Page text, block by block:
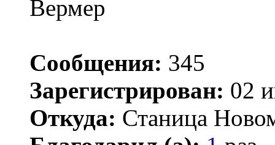
Вермер
Сообщения: 345
Зарегистрирован: 02
Откуда: Станица